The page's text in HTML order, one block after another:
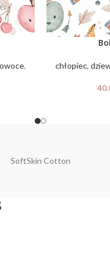
owoce,
chłopiec,
SoftSkin Cotton